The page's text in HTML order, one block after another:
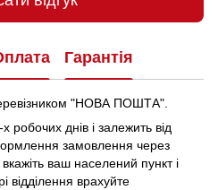
Гарантія
"НОВА ПОШТА".
робочих днів і залежить від
замовлення через
ваш населений пункт і
відділення врахуйте